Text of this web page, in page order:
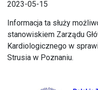
2023-05-15
Informacja ta służy
stanowiskiem Zarządu
Kardiologicznego w
Strusia w Poznaniu.